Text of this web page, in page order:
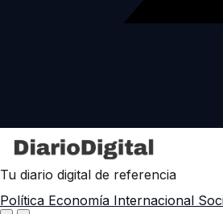
Tu diario digital de referencia
Política Economía Internacional